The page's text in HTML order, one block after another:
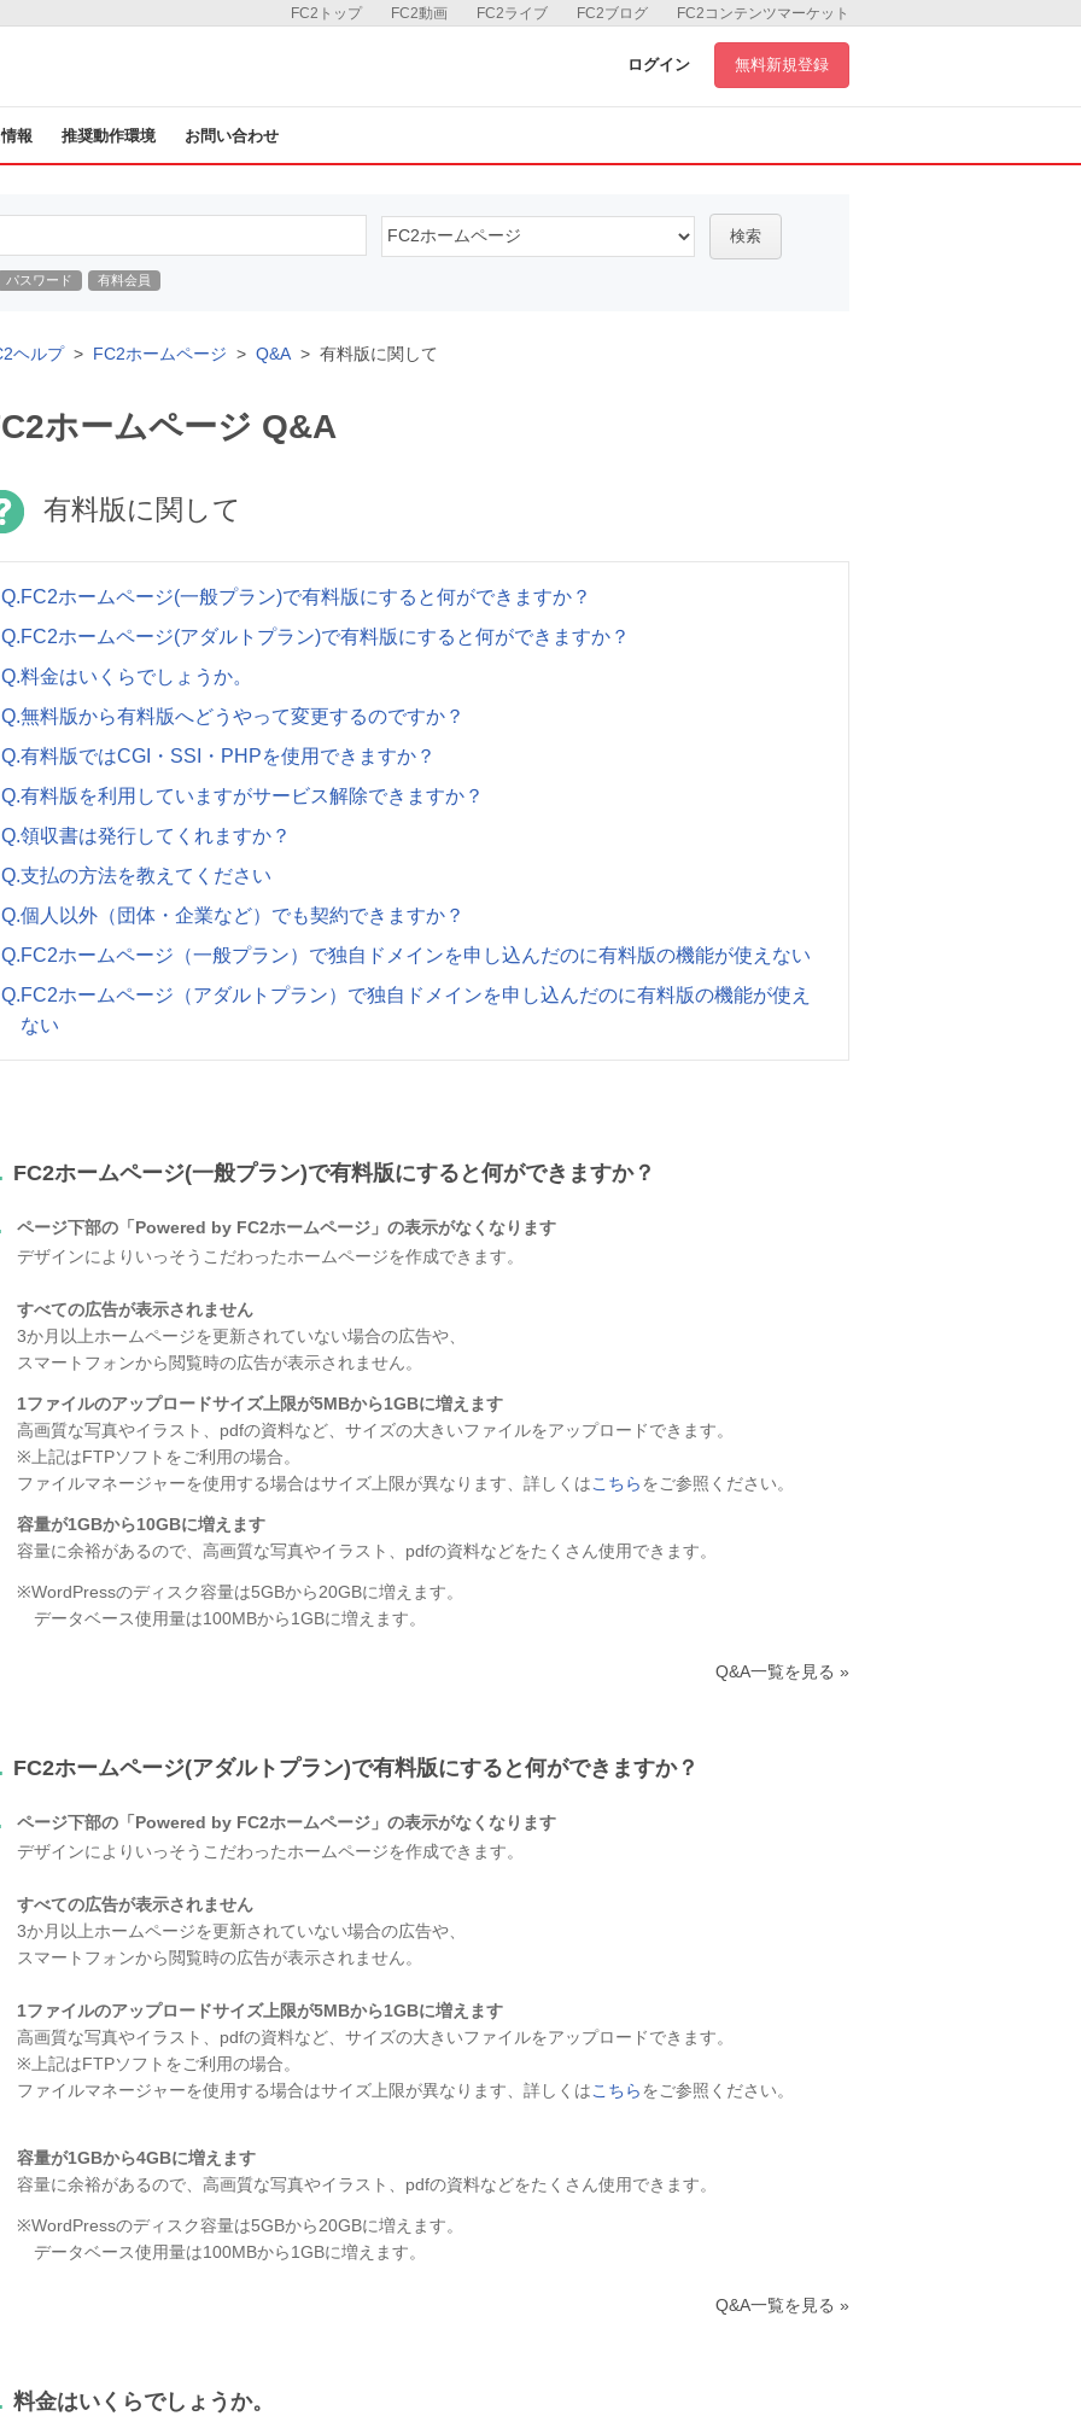
FC2コンテンツマーケット
FC2ブログ
FC2ライブ
FC2動画
FC2トップ
ログイン 無料新規登録
報 推奨動作環境 お問い合わせ
検索
パスワード 有料会員
ヘルプ FC2ホームページ Q&A 有料版に関して
ホームページ Q&A
有料版に関して
Q.FC2ホームページ(一般プラン)で有料版にすると何ができますか？
Q.FC2ホームページ(アダルトプラン)で有料版にすると何ができますか？
Q.料金はいくらでしょうか。
Q.無料版から有料版へどうやって変更するのですか？
Q.有料版ではCGI・SSI・PHPを使用できますか？
Q.有料版を利用していますがサービス解除できますか？
Q.領収書は発行してくれますか？
Q.支払の方法を教えてください
Q.個人以外（団体・企業など）でも契約できますか？
Q.FC2ホームページ（一般プラン）で独自ドメインを申し込んだのに有料版の機能が使えない
Q.FC2ホームページ（アダルトプラン）で独自ドメインを申し込んだのに有料版の機能が使え
ない
FC2ホームページ(一般プラン)で有料版にすると何ができますか？
ページ下部の「Powered by FC2ホームページ」の表示がなくなります
デザインによりいっそうこだわったホームページを作成できます。
すべての広告が表示されません
3か月以上ホームページを更新されていない場合の広告や、
スマートフォンから閲覧時の広告が表示されません。
1ファイルのアップロードサイズ上限が5MBから1GBに増えます
高画質な写真やイラスト、pdfの資料など、サイズの大きいファイルをアップロードできます。
※上記はFTPソフトをご利用の場合。
ファイルマネージャーを使用する場合はサイズ上限が異なります、詳しくはこちらをご参照ください。
容量が1GBから10GBに増えます
容量に余裕があるので、高画質な写真やイラスト、pdfの資料などをたくさん使用できます。
※WordPressのディスク容量は5GBから20GBに増えます。
データベース使用量は100MBから1GBに増えます。
Q&A一覧を見る »
FC2ホームページ(アダルトプラン)で有料版にすると何ができますか？
ページ下部の「Powered by FC2ホームページ」の表示がなくなります
デザインによりいっそうこだわったホームページを作成できます。
すべての広告が表示されません
3か月以上ホームページを更新されていない場合の広告や、
スマートフォンから閲覧時の広告が表示されません。
1ファイルのアップロードサイズ上限が5MBから1GBに増えます
高画質な写真やイラスト、pdfの資料など、サイズの大きいファイルをアップロードできます。
※上記はFTPソフトをご利用の場合。
ファイルマネージャーを使用する場合はサイズ上限が異なります、詳しくはこちらをご参照ください。
容量が1GBから4GBに増えます
容量に余裕があるので、高画質な写真やイラスト、pdfの資料などをたくさん使用できます。
※WordPressのディスク容量は5GBから20GBに増えます。
データベース使用量は100MBから1GBに増えます。
Q&A一覧を見る »
料金はいくらでしょうか。